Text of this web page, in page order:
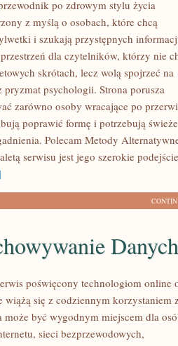
po zdrowym stylu życia
z myślą o osobach, które chcą
i szukają przystępnych
dla czytelników, którzy nie
skrótach, lecz wolą spojrzeć na
psychologii. Strona porusza
zarówno osoby wracające po
poprawić formę i potrzebują
Polecam Metody
serwisu jest jego szerokie
Danych
poświęcony technologiom online
się z codziennym korzystaniem
być wygodnym miejscem dla
sieci bezprzewodowych,